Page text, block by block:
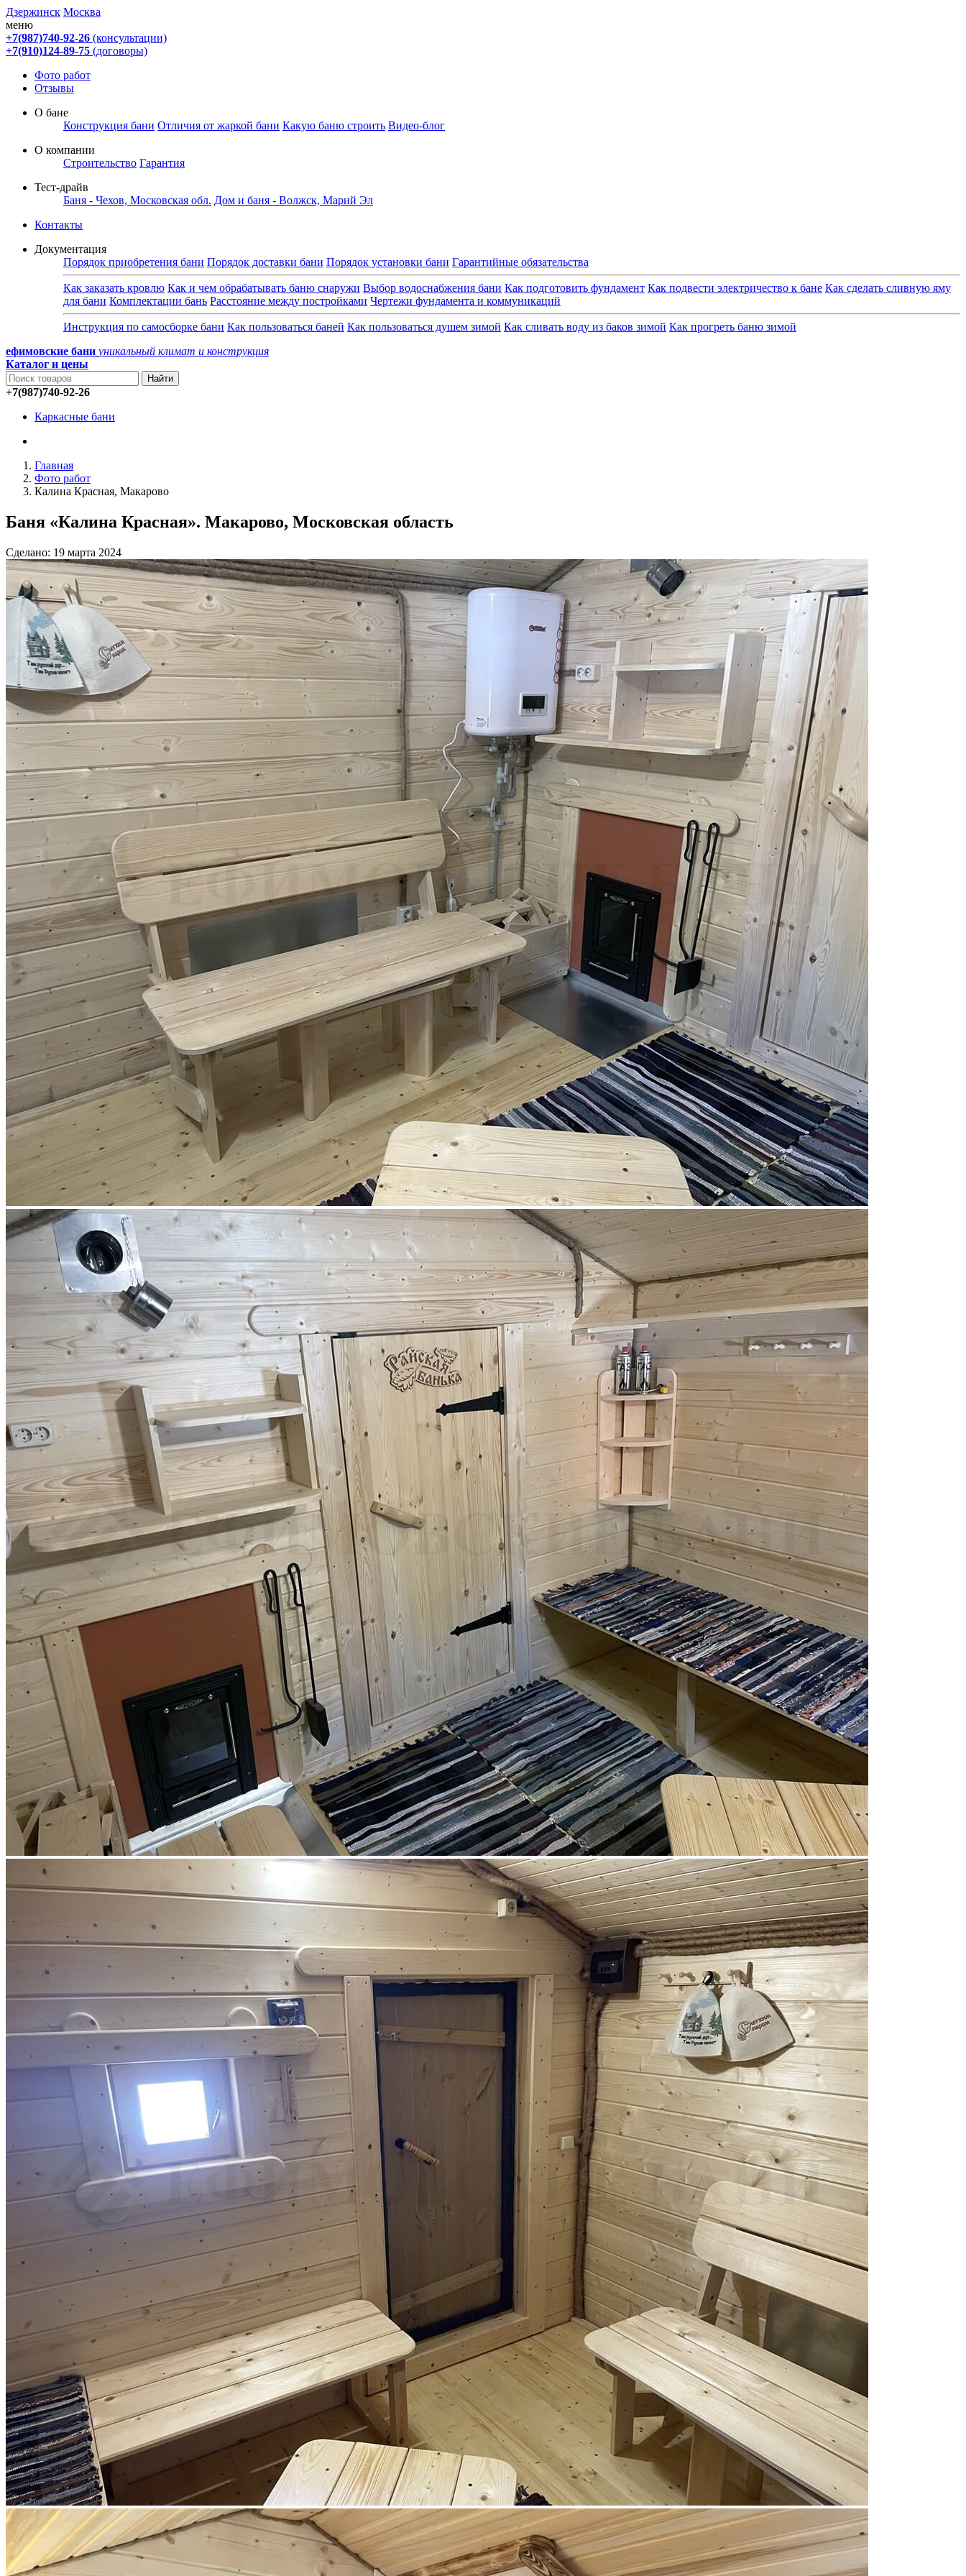
Дзержинск Москва
меню
+7(987)740-92-26 (консультации)
+7(910)124-89-75 (договоры)
Фото работ
Отзывы
О бане
Конструкция бани Отличия от жаркой бани Какую баню строить Видео-блог
О компании
Строительство Гарантия
Тест-драйв
Баня - Чехов, Московская обл. Дом и баня - Волжск, Марий Эл
Контакты
Документация
Порядок приобретения бани Порядок доставки бани Порядок установки бани Гарантийные обязательства
Как заказать кровлю Как и чем обрабатывать баню снаружи Выбор водоснабжения бани Как подготовить фундамент Как подвести электричество к бане Как сделать сливную яму
для бани Комплектации бань Расстояние между постройками Чертежи фундамента и коммуникаций
Инструкция по самосборке бани Как пользоваться баней Как пользоваться душем зимой Как сливать воду из баков зимой Как прогреть баню зимой
ефимовские бани уникальный климат и конструкция
Каталог и цены
+7(987)740-92-26
Каркасные бани
Главная
Фото работ
Калина Красная, Макарово
Баня «Калина Красная». Макарово, Московская область
Сделано: 19 марта 2024